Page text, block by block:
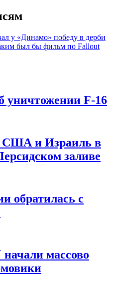
у «Динамо» победу в дерби
был бы фильм по Fallout
уничтожении F-16
США и Израиль в
заливе
обратилась с
массово